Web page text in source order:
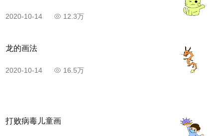
2020-10-14 12.3万
龙的画法
2020-10-14 16.5万
打败病毒儿童画